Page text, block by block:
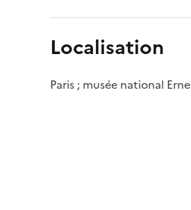
Localisation
Paris ; musée national